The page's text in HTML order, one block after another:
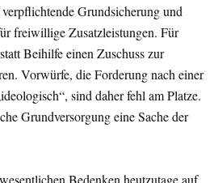
Grundsicherung und
freiwillige Zusatzleistungen. Für
Beihilfe einen Zuschuss zur
Vorwürfe, die Forderung nach einer
sind daher fehl am Platze.
Grundversorgung eine Sache der
Bedenken heutzutage auf